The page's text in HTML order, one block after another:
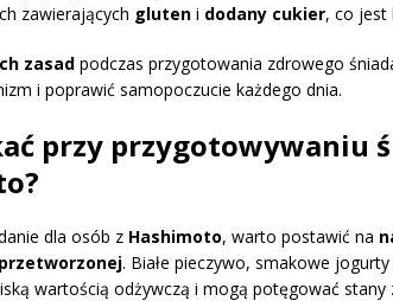
zawierających gluten i dodany cukier, co jest
zasad podczas przygotowania zdrowego
i poprawić samopoczucie każdego dnia.
przy przygotowywaniu
dla osób z Hashimoto, warto postawić na
. Białe pieczywo, smakowe
wartością odżywczą i mogą potęgować